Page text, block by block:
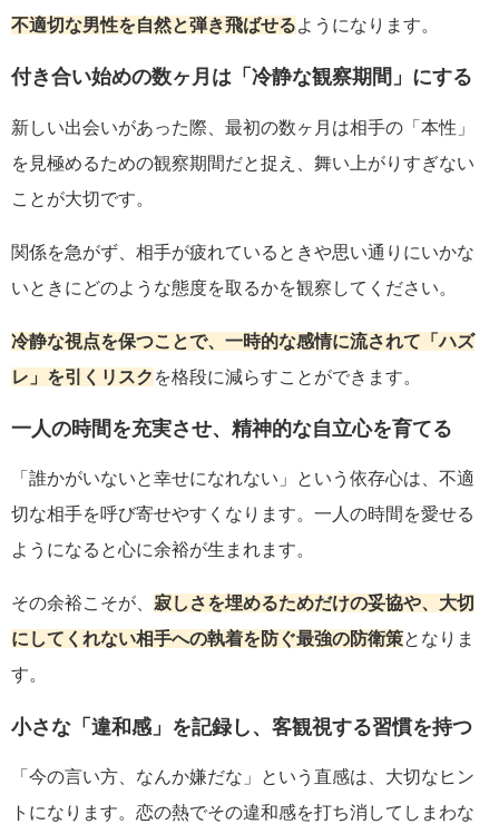
不適切な男性を自然と弾き飛ばせるようになります。
付き合い始めの数ヶ月は「冷静な観察期間」にする
新しい出会いがあった際、最初の数ヶ月は相手の「本性」
を見極めるための観察期間だと捉え、舞い上がりすぎない
ことが大切です。
関係を急がず、相手が疲れているときや思い通りにいかな
いときにどのような態度を取るかを観察してください。
冷静な視点を保つことで、一時的な感情に流されて「ハズ
レ」を引くリスク を格段に減らすことができます。
一人の時間を充実させ、精神的な自立心を育てる
「誰かがいないと幸せになれない」という依存心は、不適
切な相手を呼び寄せやすくなります。一人の時間を愛せる
ようになると心に余裕が生まれます。
その余裕こそが、 寂しさを埋めるためだけの妥協や、大切
にしてくれない相手への執着を防ぐ最強の防衛策となりま
す。
小さな「違和感」を記録し、客観視する習慣を持つ
「今の言い方、なんか嫌だな」という直感は、大切なヒン
トになります。恋の熱でその違和感を打ち消してしまわな